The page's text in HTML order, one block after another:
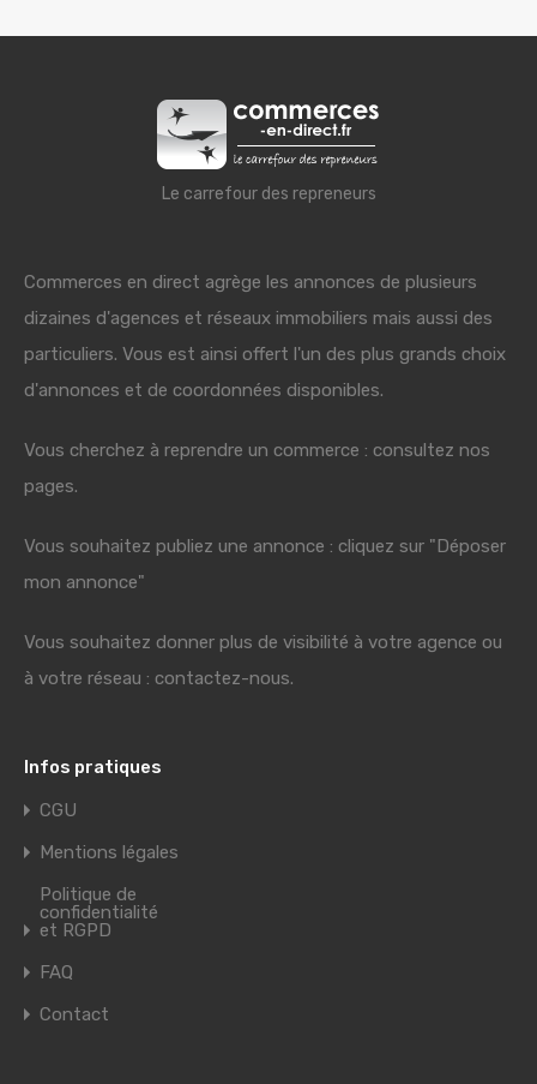
Le carrefour des repreneurs
Commerces en direct agrège les annonces de plusieurs
dizaines d'agences et réseaux immobiliers mais aussi des
particuliers. Vous est ainsi offert l'un des plus grands choix
d'annonces et de coordonnées disponibles.
Vous cherchez à reprendre un commerce : consultez nos
pages.
Vous souhaitez publiez une annonce : cliquez sur "Déposer
mon annonce"
Vous souhaitez donner plus de visibilité à votre agence ou
à votre réseau : contactez-nous.
Infos pratiques
CGU
Mentions légales
Politique de
confidentialité
et RGPD
FAQ
Contact